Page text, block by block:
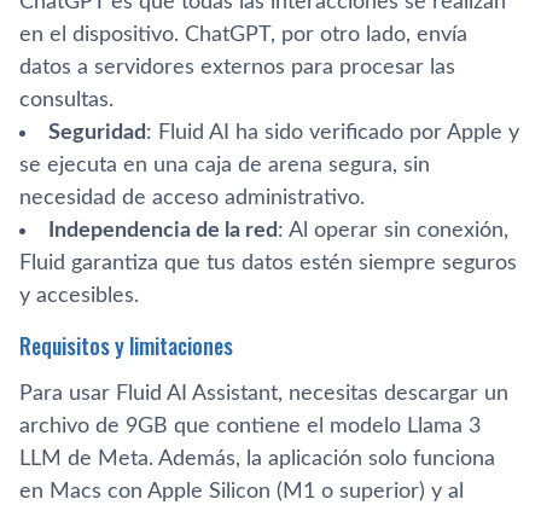
en el dispositivo. ChatGPT, por otro lado, envía
datos a servidores externos para procesar las
consultas.
Seguridad: Fluid AI ha sido verificado por Apple y
se ejecuta en una caja de arena segura, sin
necesidad de acceso administrativo.
Independencia de la red: Al operar sin conexión,
Fluid garantiza que tus datos estén siempre seguros
y accesibles.
Requisitos y limitaciones
Para usar Fluid AI Assistant, necesitas descargar un
archivo de 9GB que contiene el modelo Llama 3
LLM de Meta. Además, la aplicación solo funciona
en Macs con Apple Silicon (M1 o superior) y al